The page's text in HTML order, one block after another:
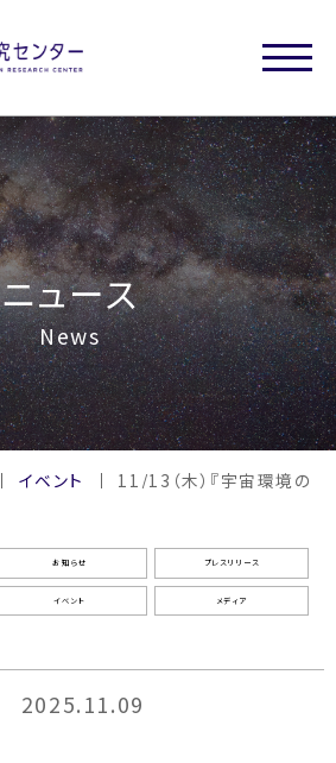
ニュース
News
イベント 11/13（木）『宇宙環境の
お知らせ プレスリリース
イベント メディア
2025.11.09